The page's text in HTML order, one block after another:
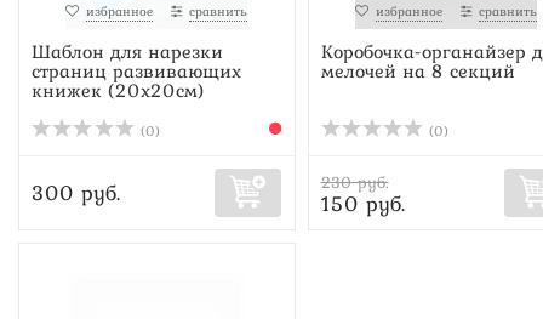
избранное сравнить
Шаблон для нарезки
страниц развивающих
книжек (20х20см)
(0)
300 руб.
избранное сравнить
Коробочка-органайзер
мелочей на 8 секций
(0)
230 руб.
150 руб.